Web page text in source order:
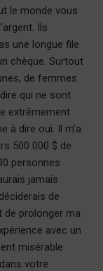
le monde vous
Ils
une longue file
chèque. Surtout
de femmes
qui ne sont
extrêmement
à dire oui. Il m’a
500 000 $ de
personnes
jamais
de
de prolonger ma
avec un
misérable
votre